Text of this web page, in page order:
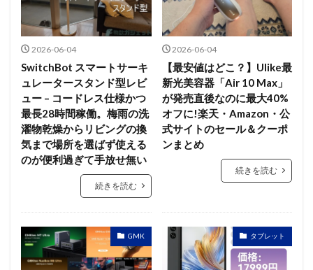
2026-06-04
SwitchBot スマートサーキ
ュレータースタンド型レビ
ュー – コードレス仕様かつ
最長28時間稼働。梅雨の洗
濯物乾燥からリビングの換
気まで場所を選ばず使える
のが便利過ぎて手放せ無い
続きを読む
2026-06-04
【最安値はどこ？】Ulike最
新光美容器「Air 10 Max」
が発売直後なのに最大40%
オフに!楽天・Amazon・公
式サイトのセール＆クーポ
ンまとめ
続きを読む
GMK タブレット